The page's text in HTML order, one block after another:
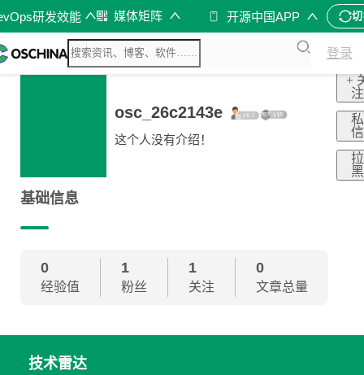
研发效能 媒体矩阵 开源中国APP
登录
osc_26c2143e
这个人没有介绍！
+
注
私
信
拉
黑
基础信息
0
经验值
1
粉丝
1
关注
0
文章总量
技术雷达